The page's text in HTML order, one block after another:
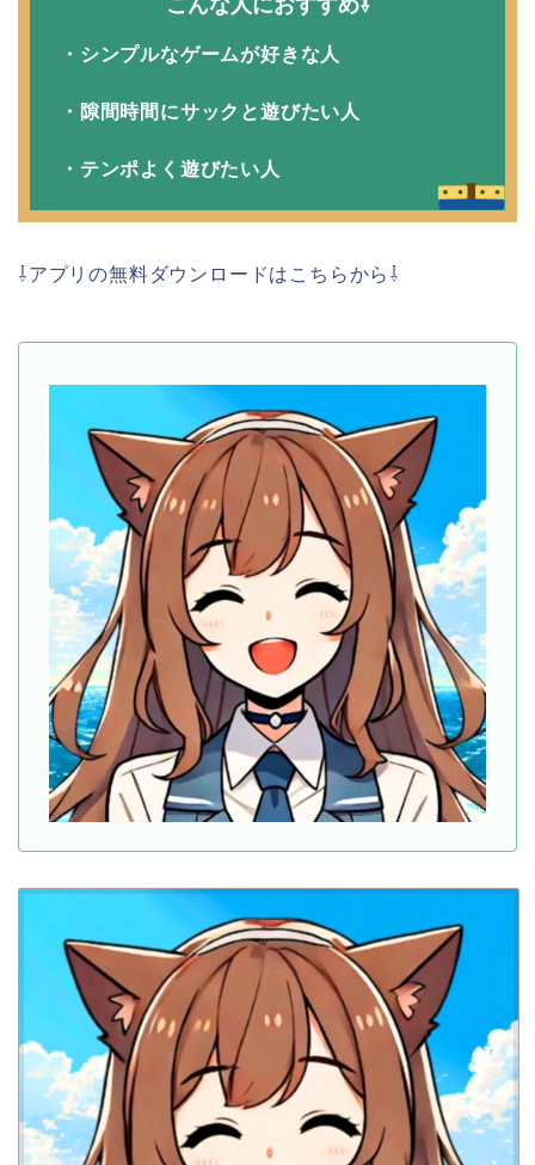
こんな人におすすめ⇩
・シンプルなゲームが好きな人
・隙間時間にサックと遊びたい人
・テンポよく遊びたい人
⇩アプリの無料ダウンロードはこちらから⇩